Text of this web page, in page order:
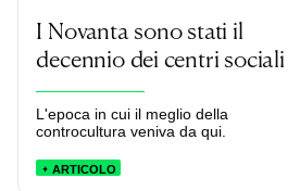
I Novanta sono stati il
decennio dei centri sociali
L'epoca in cui il meglio della
controcultura veniva da qui.
ARTICOLO